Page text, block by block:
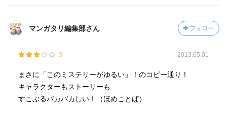
マンガタリ編集部さん フォロー
3 2013.05.01
まさに「このミステリーがゆるい」！のコピー通り！
キャラクターもストーリーも
すこぶるバカバカしい！（ほめことば）